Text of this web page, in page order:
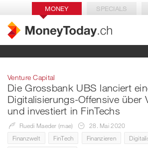
MONEY SPECIALS
Venture Capital
Die Grossbank UBS lanciert
Digitalisierungs-Offensive über
und investiert in FinTechs
Ruedi Maeder (mae)
28. Mai 2020
Finanzwelt
FinTech Finanzieren